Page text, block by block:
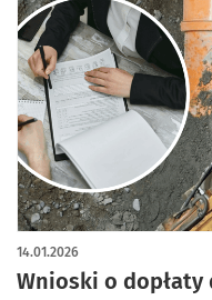
Wnioski o
14.01.2026